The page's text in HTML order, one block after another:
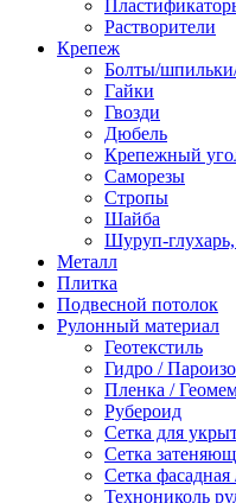
Растворители
Крепеж
Болты/
Гайки
Гвозди
Дюбель
Крепежный
Саморезы
Стропы
Шайба
Шуруп-
Металл
Плитка
Подвесной потолок
Рулонный материал
Геотекстиль
Гидро /
Пленка /
Рубероид
Сетка для
Сетка
Сетка
Технониколь